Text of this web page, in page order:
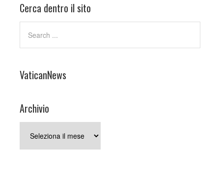
Cerca dentro il sito
VaticanNews
Archivio